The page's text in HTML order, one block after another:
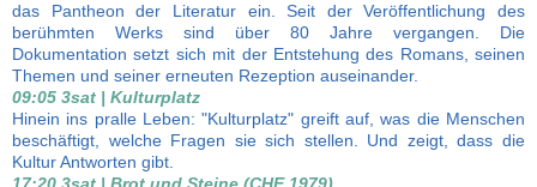
das Pantheon der Literatur ein. Seit der Veröffentlichung des
berühmten Werks sind über 80 Jahre vergangen. Die
Dokumentation setzt sich mit der Entstehung des Romans, seinen
Themen und seiner erneuten Rezeption auseinander.
09:05 3sat | Kulturplatz
Hinein ins pralle Leben: "Kulturplatz" greift auf, was die Menschen
beschäftigt, welche Fragen sie sich stellen. Und zeigt, dass die
Kultur Antworten gibt.